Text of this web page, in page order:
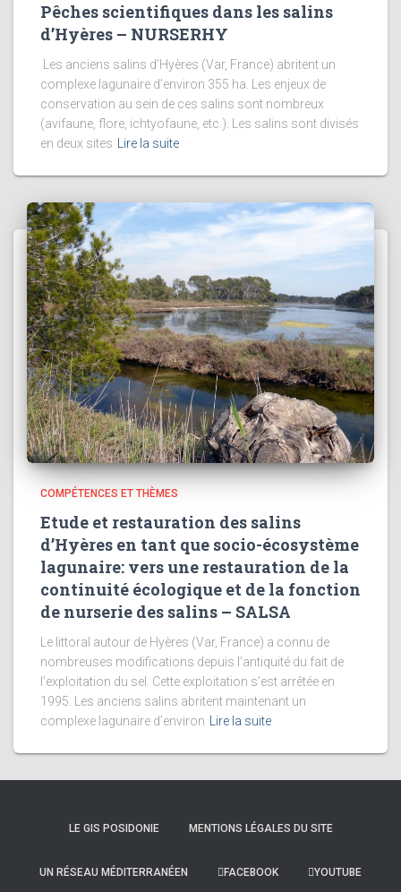
Pêches scientifiques dans les salins
d’Hyères – NURSERHY
Les anciens salins d’Hyères (Var, France) abritent un
complexe lagunaire d’environ 355 ha. Les enjeux de
conservation au sein de ces salins sont nombreux
(avifaune, flore, ichtyofaune, etc.). Les salins sont divisés
en deux sites
Lire la suite
COMPÉTENCES ET THÈMES
Etude et restauration des salins
d’Hyères en tant que socio-écosystème
lagunaire: vers une restauration de la
continuité écologique et de la fonction
de nurserie des salins – SALSA
Le littoral autour de Hyères (Var, France) a connu de
nombreuses modifications depuis l’antiquité du fait de
l’exploitation du sel. Cette exploitation s’est arrêtée en
1995. Les anciens salins abritent maintenant un
complexe lagunaire d’environ
Lire la suite
LE GIS POSIDONIE MENTIONS LÉGALES DU SITE
UN RÉSEAU MÉDITERRANÉEN FACEBOOK YOUTUBE